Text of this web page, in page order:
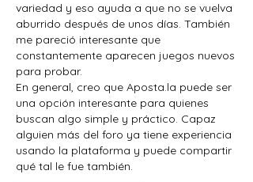
variedad y eso ayuda a que no se vuelva
aburrido después de unos días. También
me pareció interesante que
constantemente aparecen juegos nuevos
para probar.
En general, creo que Aposta.la puede ser
una opción interesante para quienes
buscan algo simple y práctico. Capaz
alguien más del foro ya tiene experiencia
usando la plataforma y puede compartir
qué tal le fue también.